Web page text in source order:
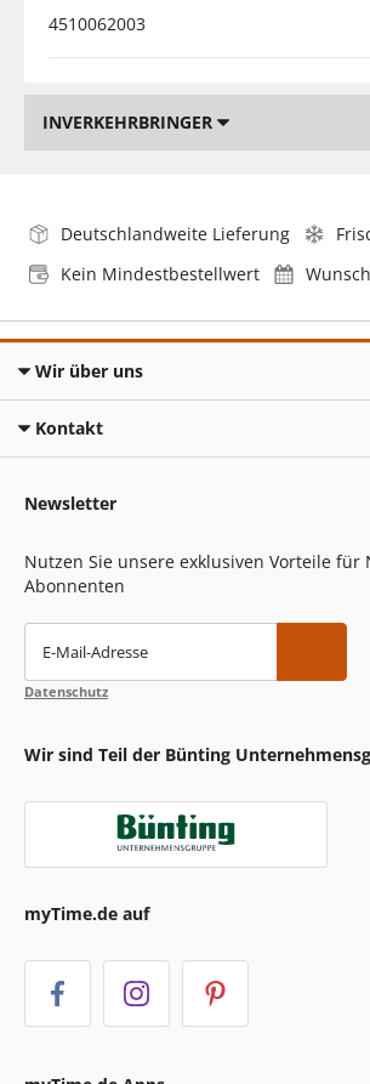
4510062003
INVERKEHRBRINGER
Deutschlandweite Lieferung
Kein Mindestbestellwert
Wir über uns
Kontakt
Newsletter
Nutzen Sie unsere exklusiven Vorteile für
Abonnenten
E-Mail-Adresse
Datenschutz
Wir sind Teil der Bünting
myTime.de auf